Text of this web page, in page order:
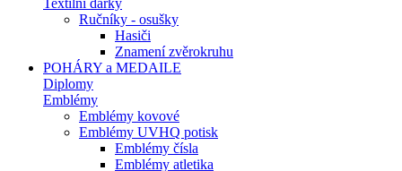
Textilní dárky
Ručníky - osušky
Hasiči
Znamení zvěrokruhu
POHÁRY a MEDAILE
Diplomy
Emblémy
Emblémy kovové
Emblémy UVHQ potisk
Emblémy čísla
Emblémy atletika